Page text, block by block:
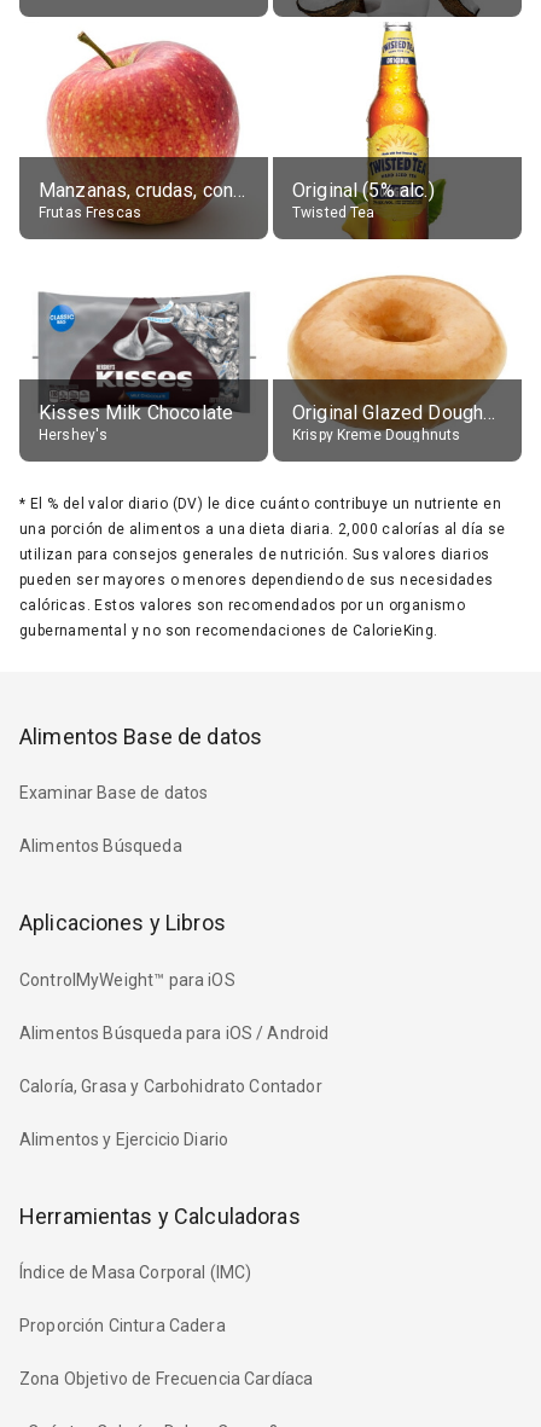
Manzanas, crudas, con piel
Frutas Frescas
Original (5% alc.)
Twisted Tea
Kisses Milk Chocolate
Hershey's
Original Glazed Doughnut
Krispy Kreme Doughnuts
* El % del valor diario (DV) le dice cuánto contribuye un nutriente en
una porción de alimentos a una dieta diaria. 2,000 calorías al día se
utilizan para consejos generales de nutrición. Sus valores diarios
pueden ser mayores o menores dependiendo de sus necesidades
calóricas. Estos valores son recomendados por un organismo
gubernamental y no son recomendaciones de CalorieKing.
Alimentos Base de datos
Examinar Base de datos
Alimentos Búsqueda
Aplicaciones y Libros
ControlMyWeight™ para iOS
Alimentos Búsqueda para iOS / Android
Caloría, Grasa y Carbohidrato Contador
Alimentos y Ejercicio Diario
Herramientas y Calculadoras
Índice de Masa Corporal (IMC)
Proporción Cintura Cadera
Zona Objetivo de Frecuencia Cardíaca